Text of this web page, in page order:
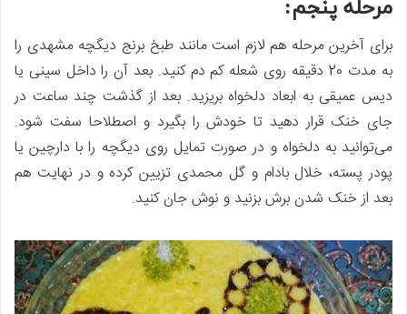
مرحله پنجم:
برای آخرین مرحله هم لازم است مانند طبخ برنج دیگچه مشهدی را
به مدت 20 دقیقه روی شعله کم دم کنید. بعد آن را داخل سینی یا
دیس عمیقی به ابعاد دلخواه بریزید. بعد از گذشت چند ساعت در
جای خنک قرار دهید تا خودش را بگیرد و اصطلاحا سفت شود.
می‌توانید به دلخواه و در صورت تمایل روی دیگچه را با دارچین یا
پودر پسته، خلال بادام و گل محمدی تزیین کرده و در نهایت هم
بعد از خنک شدن برش بزنید و نوش جان کنید.